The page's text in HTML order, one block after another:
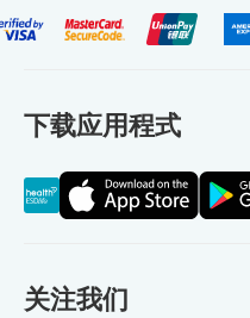
下载应用程式
关注我们